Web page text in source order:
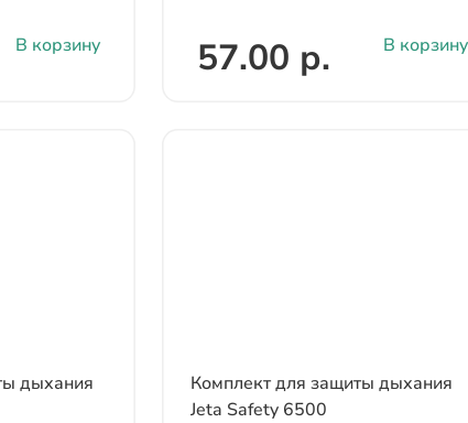
В корзину 57.00 р. В корзину
дыхания
Комплект для защиты дыхания
Jeta Safety 6500